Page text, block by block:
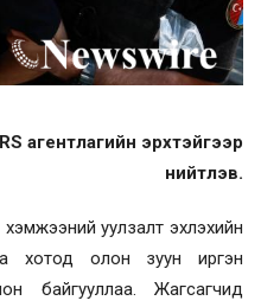
агентлагийн эрхтэйгээр
нийтлэв.
уулзалт эхлэхийн
хотод олон зуун иргэн
байгууллаа. Жагсагчид